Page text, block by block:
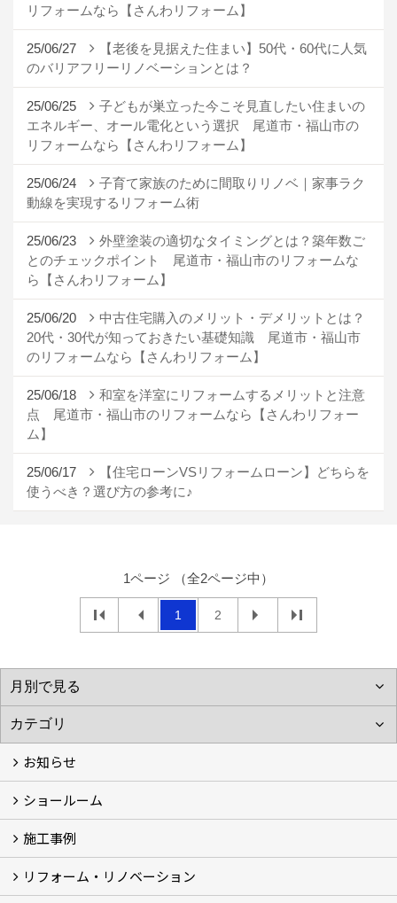
リフォームなら【さんわリフォーム】
25/06/27
【老後を見据えた住まい】50代・60代に人気
のバリアフリーリノベーションとは？
25/06/25
子どもが巣立った今こそ見直したい住まいの
エネルギー、オール電化という選択 尾道市・福山市の
リフォームなら【さんわリフォーム】
25/06/24
子育て家族のために間取りリノベ｜家事ラク
動線を実現するリフォーム術
25/06/23
外壁塗装の適切なタイミングとは？築年数ご
とのチェックポイント 尾道市・福山市のリフォームな
ら【さんわリフォーム】
25/06/20
中古住宅購入のメリット・デメリットとは？
20代・30代が知っておきたい基礎知識 尾道市・福山市
のリフォームなら【さんわリフォーム】
25/06/18
和室を洋室にリフォームするメリットと注意
点 尾道市・福山市のリフォームなら【さんわリフォー
ム】
25/06/17
【住宅ローンVSリフォームローン】どちらを
使うべき？選び方の参考に♪
1ページ （全2ページ中）
1 2
お知らせ
お知らせ (3)
ショールーム
体感ルーム
イベント
施工事例
施工事例
お客様の声
リフォーム・リノベーション